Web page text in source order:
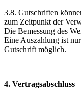
3.8. Gutschriften
zum Zeitpunkt der
Die Bemessung des
Eine Auszahlung ist
Gutschrift möglich.
4. Vertragsabschluss